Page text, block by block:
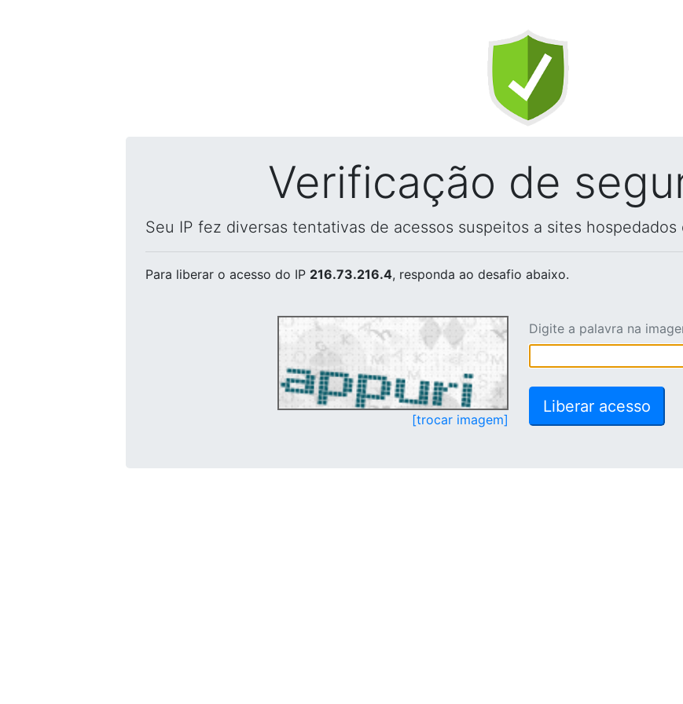
Verificação de
Seu IP fez diversas tentativas de acessos suspeitos a sites hospedados
Para liberar o acesso do IP 216.73.216.4, responda ao desafio abaixo.
[trocar imagem]
Digite a palavra na